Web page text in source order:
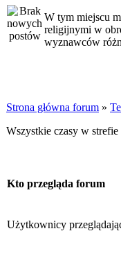
W tym miejscu
religijnymi w
wyznawców
Strona główna forum »
Wszystkie czasy w
Kto przegląda forum
Użytkownicy